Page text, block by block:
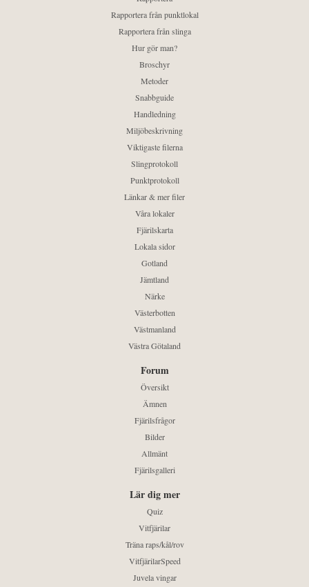
Rapportera från punktlokal
Rapportera från slinga
Hur gör man?
Broschyr
Metoder
Snabbguide
Handledning
Miljöbeskrivning
Viktigaste filerna
Slingprotokoll
Punktprotokoll
Länkar & mer filer
Våra lokaler
Fjärilskarta
Lokala sidor
Gotland
Jämtland
Närke
Västerbotten
Västmanland
Västra Götaland
Forum
Översikt
Ämnen
Fjärilsfrågor
Bilder
Allmänt
Fjärilsgalleri
Lär dig mer
Quiz
Vitfjärilar
Träna raps/kål/rov
VitfjärilarSpeed
Juvela vingar